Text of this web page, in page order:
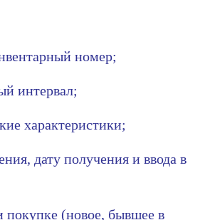
номер;
интервал;
характеристики;
дату получения и ввода в
покупке (новое, бывшее в